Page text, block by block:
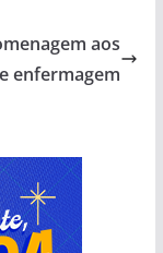
aos
enfermagem